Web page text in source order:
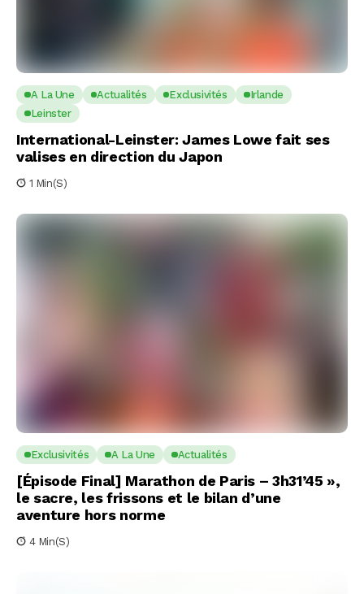
A La Une Actualités Exclusivités
Irlande
Leinster
International-Leinster: James Lowe fait ses
valises en direction du Japon
1 Min(s)
Exclusivités A La Une Actualités
[Épisode Final] Marathon de Paris – 3h31’45 »,
le sacre, les frissons et le bilan d’une
aventure hors norme
4 Min(s)